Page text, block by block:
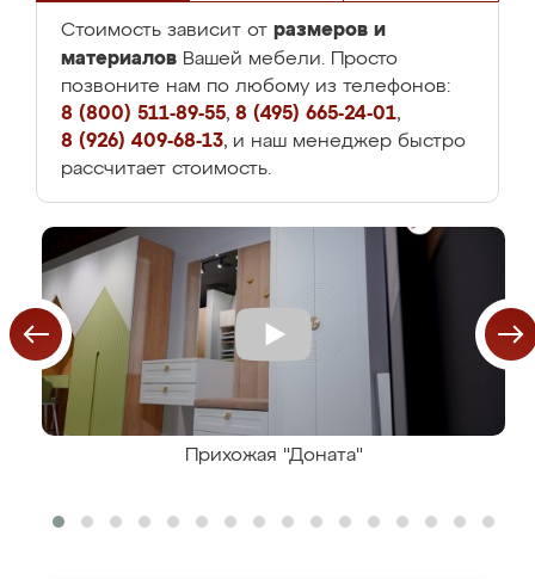
Стоимость зависит от размеров и
материалов Вашей мебели. Просто
позвоните нам по любому из телефонов:
8 (800) 511-89-55, 8 (495) 665-24-01,
8 (926) 409-68-13, и наш менеджер быстро
рассчитает стоимость.
Прихожая "Доната"